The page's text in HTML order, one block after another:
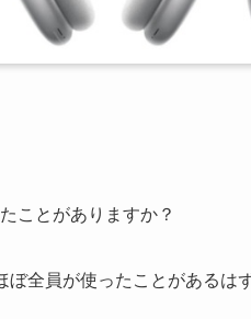
ことがありますか？
全員が使ったことがあるは